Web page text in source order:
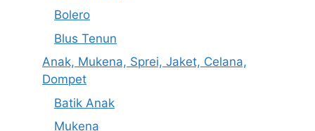
Bolero
Blus Tenun
Anak, Mukena, Sprei, Jaket, Celana,
Dompet
Batik Anak
Mukena